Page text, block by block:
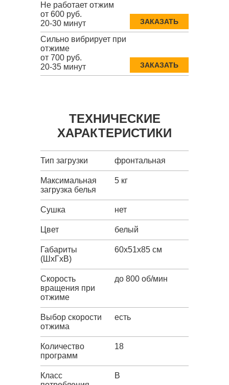
Не работает отжим
от 600 руб.
20-30 минут
ЗАКАЗАТЬ
Сильно вибрирует при
отжиме
от 700 руб.
20-35 минут
ЗАКАЗАТЬ
ТЕХНИЧЕСКИЕ
ХАРАКТЕРИСТИКИ
Тип загрузки фронтальная
Максимальная
загрузка белья
5 кг
Сушка нет
Цвет белый
Габариты
(ШxГxВ)
60x51x85 см
Скорость
вращения при
отжиме
до 800 об/мин
Выбор скорости
отжима
есть
Количество
программ
18
Класс
B